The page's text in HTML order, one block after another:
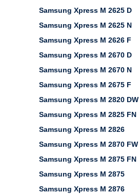
Samsung Xpress M 2625 D
Samsung Xpress M 2625 N
Samsung Xpress M 2626 F
Samsung Xpress M 2670 D
Samsung Xpress M 2670 N
Samsung Xpress M 2675 F
Samsung Xpress M 2820 DW
Samsung Xpress M 2825 FN
Samsung Xpress M 2826
Samsung Xpress M 2870 FW
Samsung Xpress M 2875 FN
Samsung Xpress M 2875
Samsung Xpress M 2876